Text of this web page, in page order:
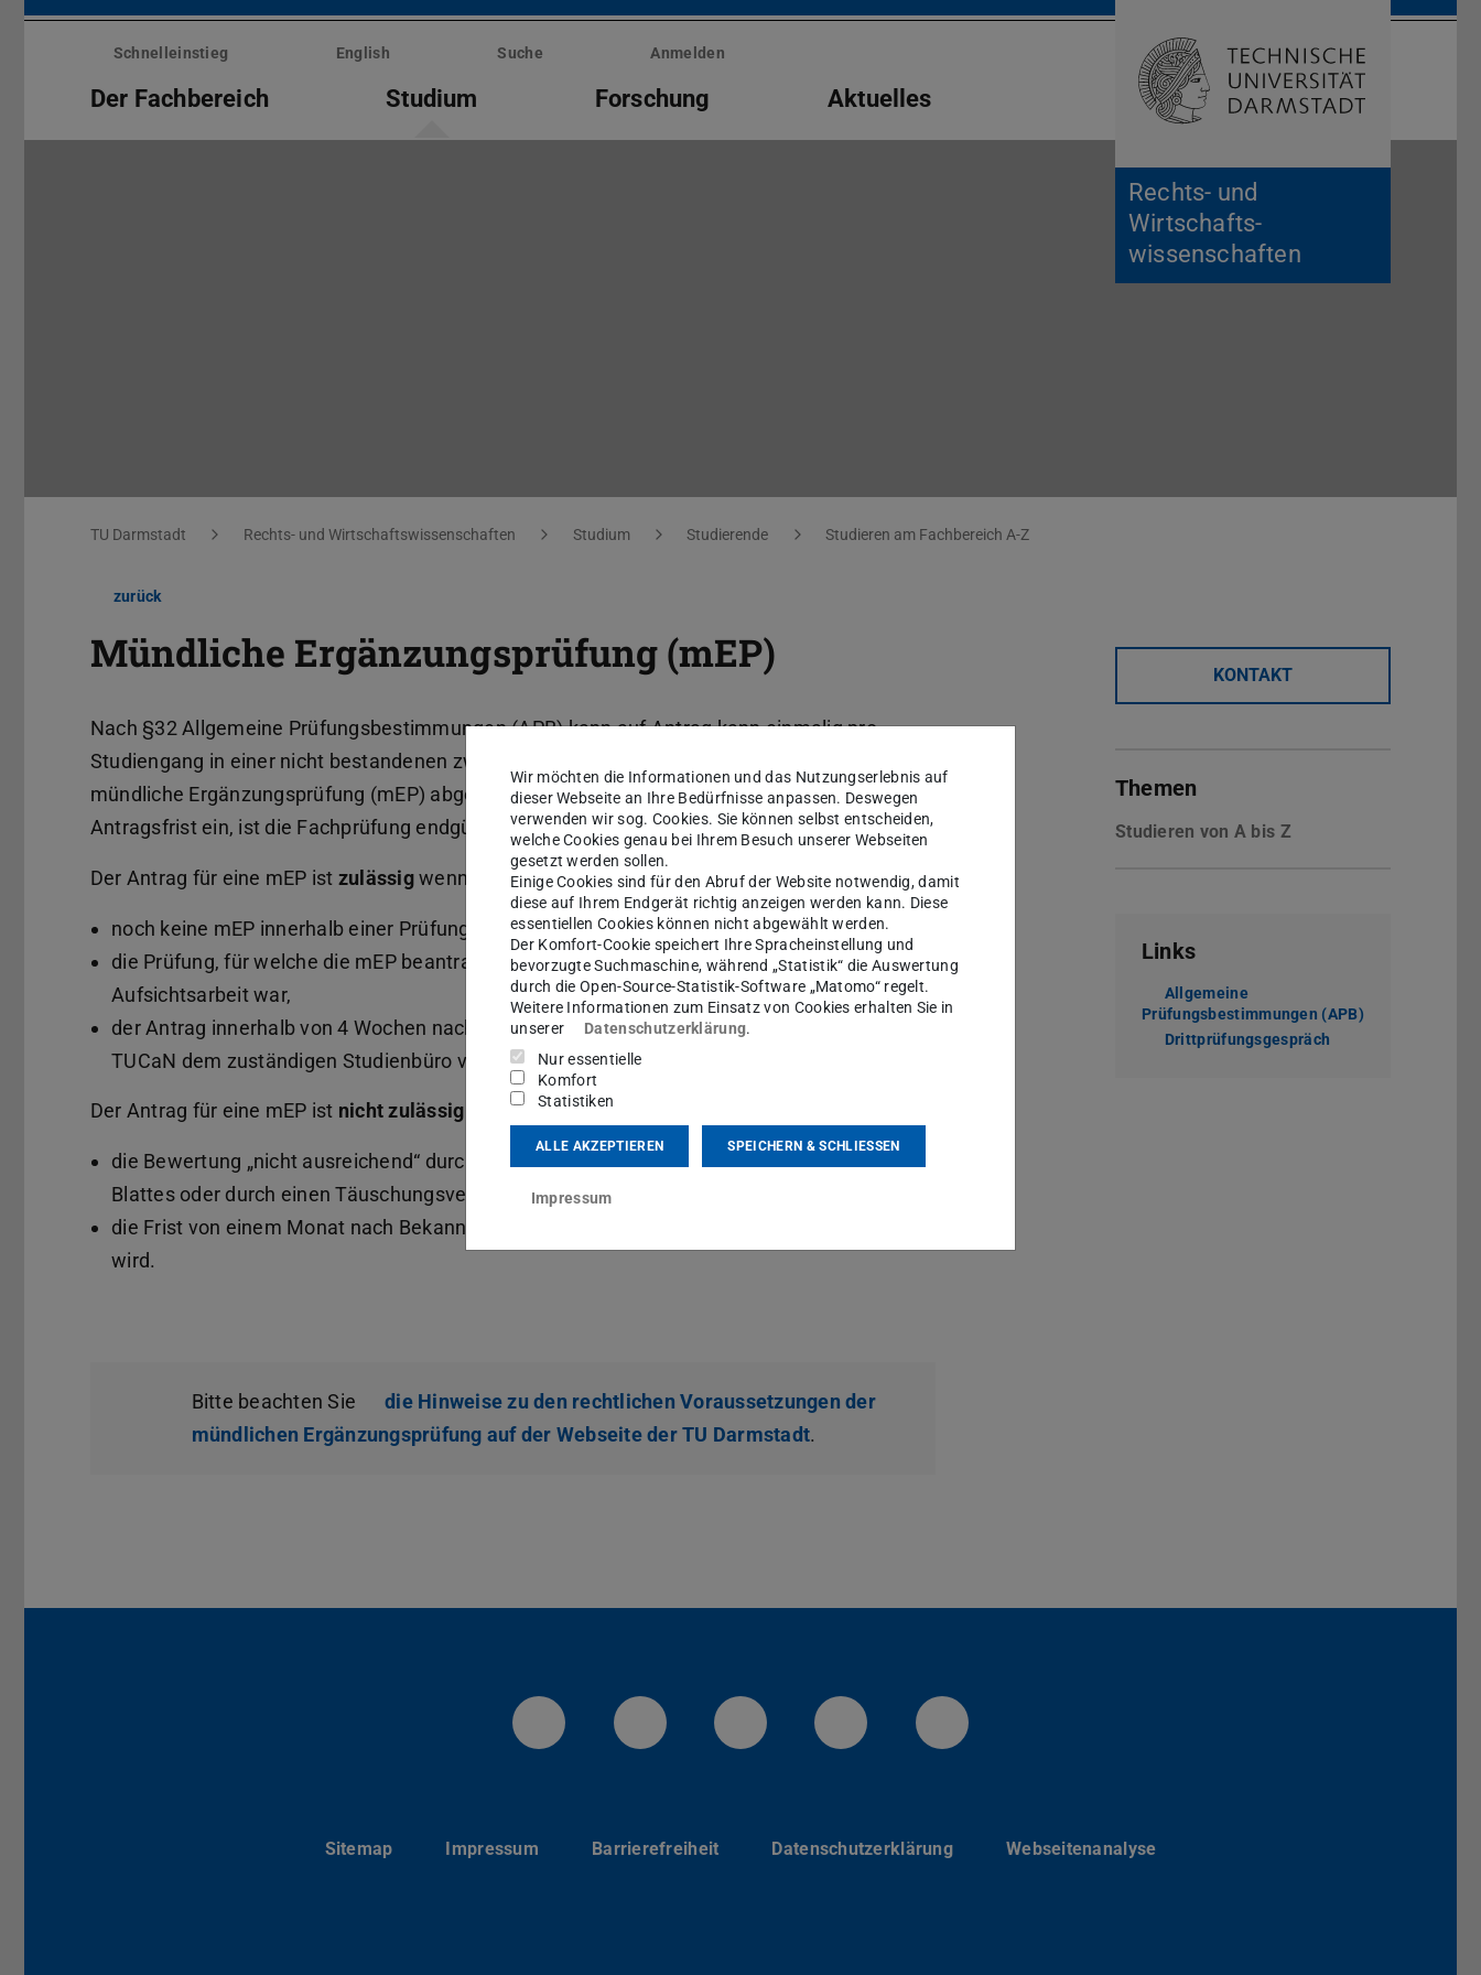
Menü
überspringen
Rechts- und
Wirtschafts­
wissenschaften
Schnelleinstieg English Suche Anmelden
Der Fachbereich Studium Forschung Aktuelles Suche öffnen
Sie befinden sich hier:
TU Darmstadt Rechts- und Wirtschaftswissenschaften Studium Studierende Studieren am Fachbereich A-Z
zurück
Mündliche Ergänzungsprüfung (mEP)
Nach §32 Allgemeine Prüfungsbestimmungen (APB) kann auf Antrag kann einmalig pro
Studiengang in einer nicht bestandenen zweiten schriftlichen Wiederholungsprüfung eine
mündliche Ergänzungsprüfung (mEP) abgelegt werden. Geht kein Antrag innerhalb der
Antragsfrist ein, ist die Fachprüfung endgültig nicht bestanden.
Der Antrag für eine mEP ist zulässigwenn:
noch keine mEP innerhalb einer Prüfungsordnung abgelegt oder beantragt wurde,
die Prüfung, für welche die mEP beantragt wird, eine nicht bestandene schriftliche
Aufsichtsarbeit war,
der Antrag innerhalb von 4 Wochen nach der Veröffentlichung des Prüfungsergebnisses in
TUCaN dem zuständigen Studienbüro vorliegt.
Der Antrag für eine mEP ist nicht zulässig wenn:
die Bewertung „nicht ausreichend“ durch unentschuldigtes Fehlen, Abgabe eines leeren
Blattes oder durch einen Täuschungsversuch erfolgt ist
die Frist von einem Monat nach Bekanntgabe des Prüfungsergebnisses nicht eingehalten
wird.
Bitte beachten Sie
die Hinweise zu den rechtlichen Voraussetzungen der
mündlichen Ergänzungsprüfung auf der Webseite der TU Darmstadt.
KONTAKT
Themen
Studieren von A bis Z
Links
Allgemeine
Prüfungsbestimmungen (APB)
Drittprüfungsgespräch
LinkedIn-Seite der TU Darmstadt
Instagram-Kanal der TU Darmstadt
Bluesky-Kanal der TU Darmstadt
Facebook-Seite der TU Darmstadt
YouTube-Kanal der TU Darmstadt
Sitemap Impressum Barrierefreiheit Datenschutzerklärung Webseitenanalyse
Wir möchten die Informationen und das Nutzungserlebnis auf
dieser Webseite an Ihre Bedürfnisse anpassen. Deswegen
verwenden wir sog. Cookies. Sie können selbst entscheiden,
welche Cookies genau bei Ihrem Besuch unserer Webseiten
gesetzt werden sollen.
Einige Cookies sind für den Abruf der Website notwendig, damit
diese auf Ihrem Endgerät richtig anzeigen werden kann. Diese
essentiellen Cookies können nicht abgewählt werden.
Der Komfort-Cookie speichert Ihre Spracheinstellung und
bevorzugte Suchmaschine, während „Statistik“ die Auswertung
durch die Open-Source-Statistik-Software „Matomo“ regelt.
Weitere Informationen zum Einsatz von Cookies erhalten Sie in
unserer
Datenschutzerklärung.
Nur essentielle
Komfort
Statistiken
ALLE AKZEPTIEREN SPEICHERN & SCHLIESSEN
Impressum